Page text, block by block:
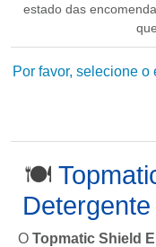
estado das
Por favor, selecione
🍽️
O Topmatic Shield